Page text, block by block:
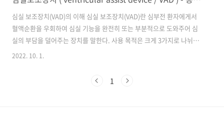
심실 보조장치(VAD)의 이해 심실 보조장치(VAD)란 심부전 환자에게서
혈액순환을 우회하여 심실 기능을 완전히 또는 부분적으로 도와주어 심
실의 부담을 덜어주는 장치를 말한다. 사용 목적은 크게 3가지로 나뉘는
데 첫째, 내∙외과적 치료에 반응하지 않는 말기 심부전 환자를 대상으로
는 말기 심부전 환자에서 반영구적인 심기능 보조의 목적이 있으며 셋째,
2022. 10. 1.
1